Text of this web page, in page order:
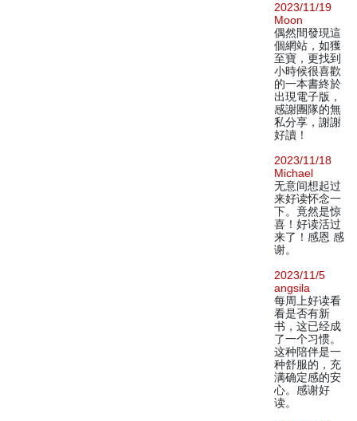
2023/11/19
Moon
偶然間發現這
個網站，如獲
至寶，更找到
小時候很喜歡
的一本書終於
出現電子版，
感謝團隊的無
私分享，謝謝
好讀！
2023/11/18
Michael
无意间想起过
来好读怀念一
下。竟然是惊
喜！好读活过
来了！感恩 感
谢。
2023/11/5
angsila
每周上好读看
看是否有新
书，这已经成
了一个习惯。
这种陪伴是一
种舒服的，充
满确定感的安
心。感谢好
读。